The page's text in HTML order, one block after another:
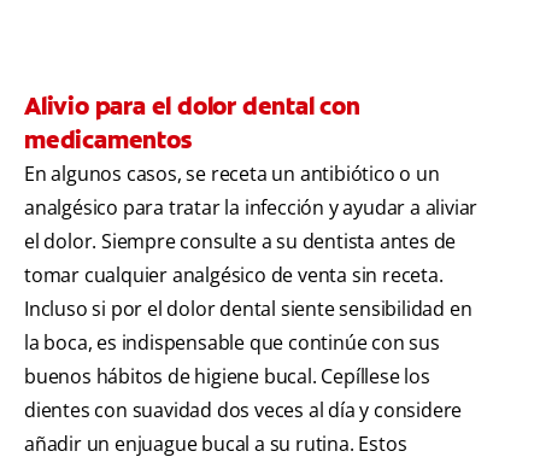
Alivio para el dolor dental con
medicamentos
En algunos casos, se receta un antibiótico o un
analgésico para tratar la infección y ayudar a aliviar
el dolor. Siempre consulte a su dentista antes de
tomar cualquier analgésico de venta sin receta.
Incluso si por el dolor dental siente sensibilidad en
la boca, es indispensable que continúe con sus
buenos hábitos de higiene bucal. Cepíllese los
dientes con suavidad dos veces al día y considere
añadir un enjuague bucal a su rutina. Estos